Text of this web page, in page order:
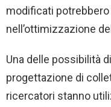
modificati
nell’ottimizzazione
Una delle possibilità
progettazione di
ricercatori stanno